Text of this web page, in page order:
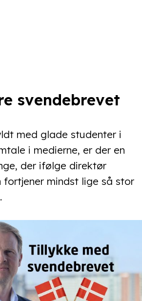
svendebrevet
med glade studenter i
i medierne, er der en
der ifølge direktør
fortjener mindst lige så stor